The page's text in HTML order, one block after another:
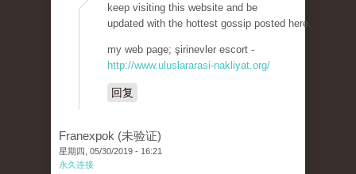
keep visiting this website and be
updated with the hottest gossip posted here.
my web page; şirinevler escort -
http://www.uluslararasi-nakliyat.org/
回复
Franexpok (未验证)
星期四, 05/30/2019 - 16:21
永久连接